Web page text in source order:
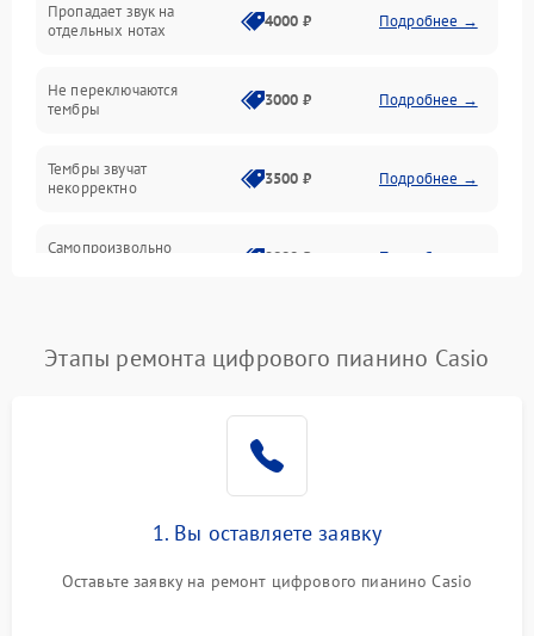
Педали и стойка
Аудио
Оптика
Пропадает звук на
отдельных нотах
4000 ₽ Подробнее →
Не переключаются
тембры
3000 ₽ Подробнее →
Тембры звучат
некорректно
3500 ₽ Подробнее →
Самопроизвольно
2800 ₽ Подробнее →
Этапы ремонта цифрового пианино Casio
1. Вы оставляете заявку
Оставьте заявку на ремонт цифрового пианино Casio